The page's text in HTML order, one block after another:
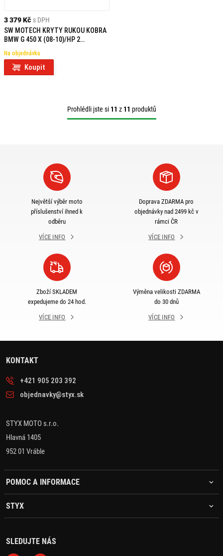
3 379 Kč s DPH
SW MOTECH KRYTY RUKOU KOBRA
BMW G 450 X (08-10)/HP 2
Na objednávku
Koupit
Prohlédli jste si 11 z 11 produktů
Největší výběr moto
příslušenství ihned k
odběru
VÍCE INFO
Doprava ZDARMA pro
objednávky nad 2499 kč v
rámci ČR
VÍCE INFO
Zboží SKLADEM
expedujeme do 24 hod.
VÍCE INFO
Výměna velikosti ZDARMA
do 30 dnů
VÍCE INFO
KONTAKT
+421 905 203 392
objednavky@styx.sk
STYX MOTO s.r.o.
Hlavná 1405
952 01 Vráble
POMOC A INFORMACE
STYX
SLEDUJTE NÁS